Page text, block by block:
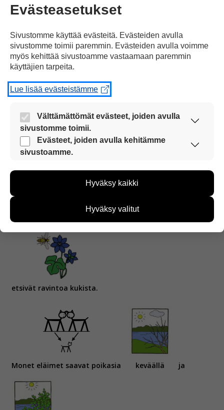
Kasvit alkavat kasvaa
ja valkovuokot kukkivat.
etsivät ravintoa kukista.
Monet eläimet saavat poikasia keväällä ja
Evästeasetukset
Sivustomme käyttää evästeitä. Evästeiden avulla
sivustomme toimii paremmin. Evästeiden avulla voimme
myös kehittää sivustoamme vastaamaan paremmin
käyttäjien tarpeita.
Lue lisää evästeistämme
Välttämättömät evästeet, joiden avulla
sivustomme toimii.
Nämä evästeet ovat aina käytössä, jotta
sivustoamme voi käyttää sujuvasti ja turvallisesti.
Evästeet, joiden avulla kehitämme
sivustoamme.
kehittää sivustoamme vastaamaan paremmin
kävijämääristä ja siitä, mitä sivuja käytetään ja
miten sivuilla liikutaan. Emme kuitenkaan kerää
yksittäiseen käyttäjään.
Voit valita, hyväksytkö näiden evästeiden käytön.
Hyväksy kaikki
Hyväksy valitut